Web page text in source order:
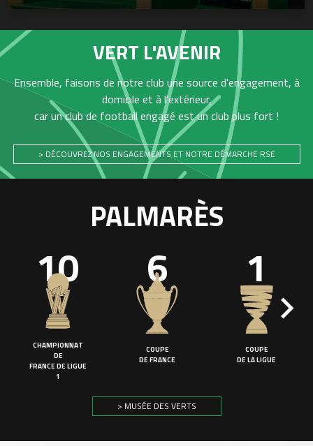
VERT L'AVENIR
Ensemble, faisons de notre club une source d'engagement, à
domicile et à l'extérieur,
car un club de football engagé est un club plus fort !
> DÉCOUVREZ NOS ENGAGEMENTS ET NOTRE DÉMARCHE RSE
PALMARÈS
10
CHAMPIONNAT
DE
FRANCE DE LIGUE
1
6
COUPE
DE FRANCE
1
COUPE
DE LA LIGUE
> MUSÉE DES VERTS